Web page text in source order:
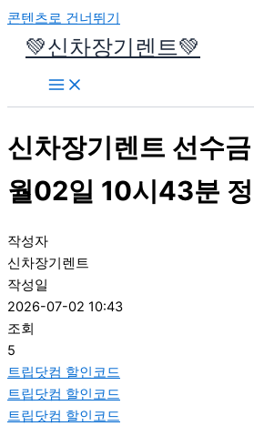
콘텐츠로 건너뛰기
💚신차장기렌트💚
신차장기렌트 선수
월02일 10시43분
작성자
신차장기렌트
작성일
2026-07-02 10:43
조회
5
트립닷컴 할인코드
트립닷컴 할인코드
트립닷컴 할인코드